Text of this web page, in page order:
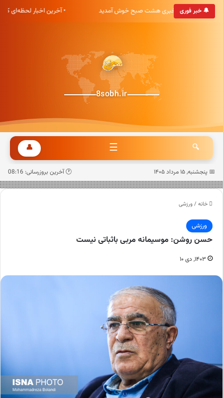
🔔 خبر فوری
• به پایگاه خبری هشت صبح خوش آمدید • آخرین اخبار لحظه‌ای
8sobh.ir
🔍
☰
👤
📅 پنجشنبه, ۱۵ مرداد ۱۴۰۵ 🕐 آخرین بروزرسانی: 08:16
خانه /ورزشی
ورزشی
حسن روشن: موسیمانه مربی باثباتی نیست
۱۴۰۳, دی ۱۰